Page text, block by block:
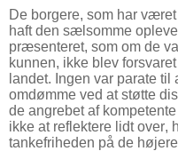
De borgere, som har
haft den sælsomme
præsenteret, som om de
kunnen, ikke blev
landet. Ingen var parate
omdømme ved at støtte
de angrebet af
ikke at reflektere lidt over,
tankefriheden på de